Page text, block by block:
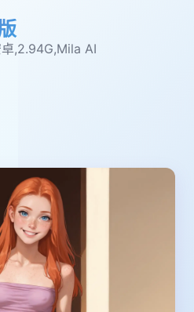
,2.94G,Mila AI